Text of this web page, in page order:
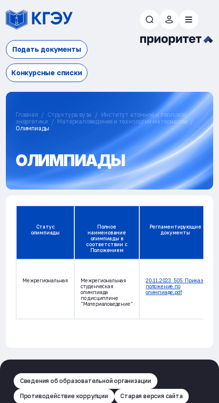
Подать документы
Конкурсные списки
Главная Структура вуза
Институт атомной и тепловой
энергетики
Материаловедение и технологии материалов
Олимпиады
ОЛИМПИАДЫ
Статус
олимпиады
Полное
наименование
олимпиады в
соответствии с
Положением
Регламентирующие
документы
Межрегиональная
Межрегиональная
студенческая
олимпиада
по дисциплине
"Материаловедение"
20.11.2023_505_Приказ-
положение по
олимпиаде.pdf
Сведения об образовательной организации
Противодействие коррупции Старая версия сайта